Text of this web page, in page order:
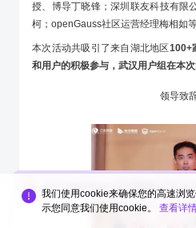
授、博导丁晓锋；深圳联友科技有限
柯；openGauss社区运营经理梅相如等
本次活动共吸引了来自湖北地区100+
和用户的积极参与，武汉用户组在本
领导致
您对 openGauss互动版块 的整体
我们使用cookie来确保您的高速浏
示您同意我们使用cookie。 查看详